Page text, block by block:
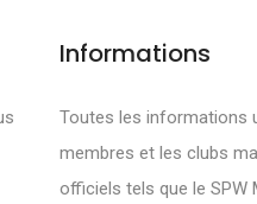
Informations
Toutes les informations
membres et les clubs
officiels tels que le SPW